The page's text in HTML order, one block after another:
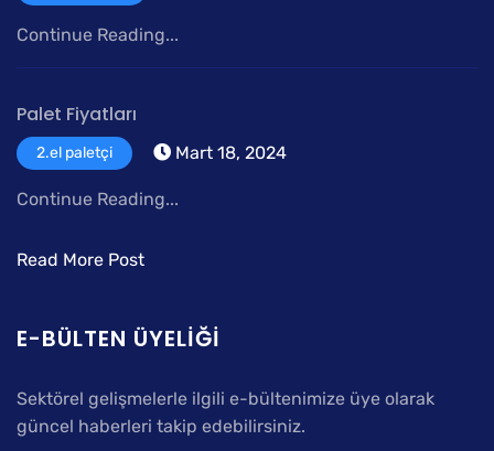
Continue Reading...
Palet Fiyatları
2.el paletçi Mart 18, 2024
Continue Reading...
Read More Post
E-BÜLTEN ÜYELIĞI
Sektörel gelişmelerle ilgili e-bültenimize üye olarak
güncel haberleri takip edebilirsiniz.